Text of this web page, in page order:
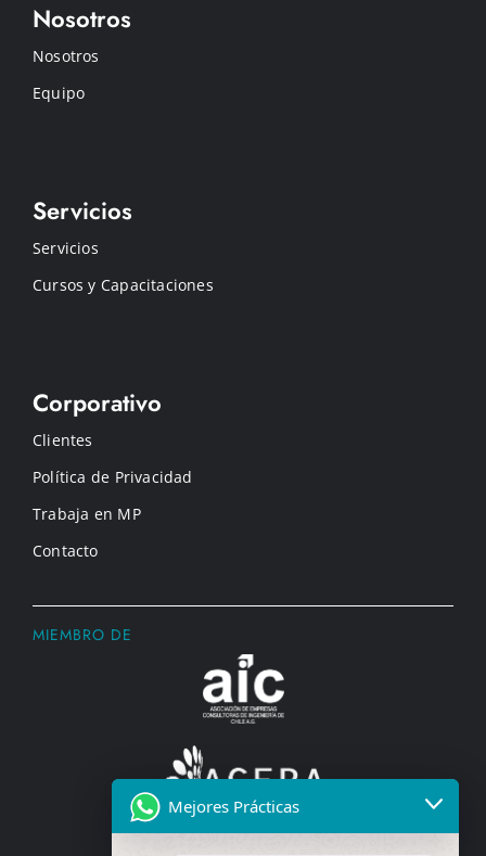
Nosotros
Nosotros
Equipo
Servicios
Servicios
Cursos y Capacitaciones
Corporativo
Clientes
Política de Privacidad
Trabaja en MP
Contacto
MIEMBRO DE
Mejores Prácticas